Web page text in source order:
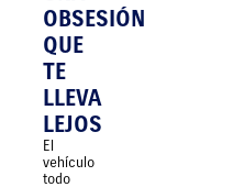
OBSESIÓN
QUE
TE
LLEVA
LEJOS
El
vehículo
todo